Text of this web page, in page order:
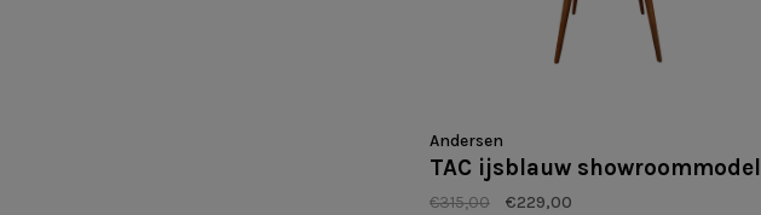
Andersen
TAC ijsblauw showroommodel
€315,00 €229,00